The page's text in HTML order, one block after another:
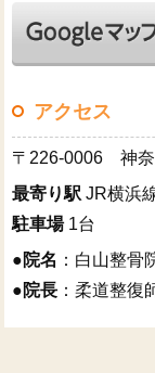
アクセス
〒226-0006 神奈
最寄り駅 JR横浜
駐車場1台
●院名 ：白山整骨
●院長 ：柔道整復